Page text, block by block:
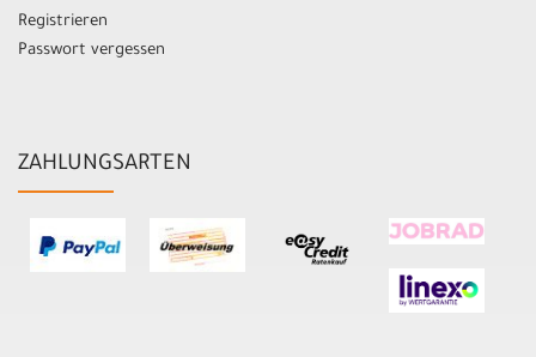
Registrieren
Passwort vergessen
ZAHLUNGSARTEN